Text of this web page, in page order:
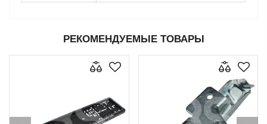
РЕКОМЕНДУЕМЫЕ ТОВАРЫ